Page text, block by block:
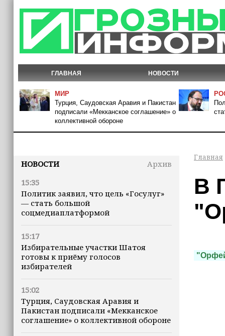
ГЛАВНАЯ НОВОСТИ
МИР
Турция, Саудовская Аравия и Пакистан
подписали «Мекканское соглашение» о
коллективной обороне
НОВОСТИ
Архив
15:35
Политик заявил, что цель «Госулуг»
— стать большой
соцмедиаплатформой
15:17
Избирательные участки Шатоя
готовы к приёму голосов
избирателей
15:02
Турция, Саудовская Аравия и
Пакистан подписали «Мекканское
соглашение» о коллективной обороне
Главная
В